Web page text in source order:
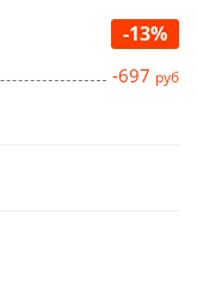
-13%
-697 руб